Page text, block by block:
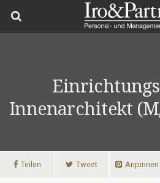
Innenarchitekt
Teilen Tweet Anpinnen